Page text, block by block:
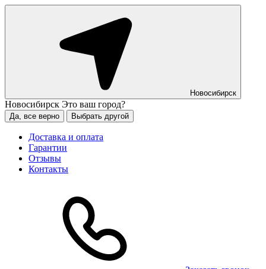
Новосибирск
Новосибирск Это ваш город?
Да, все верно Выбрать другой
Доставка и оплата
Гарантии
Отзывы
Контакты